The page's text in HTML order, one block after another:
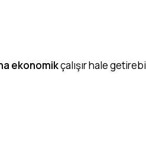
ekonomikçalışır hale